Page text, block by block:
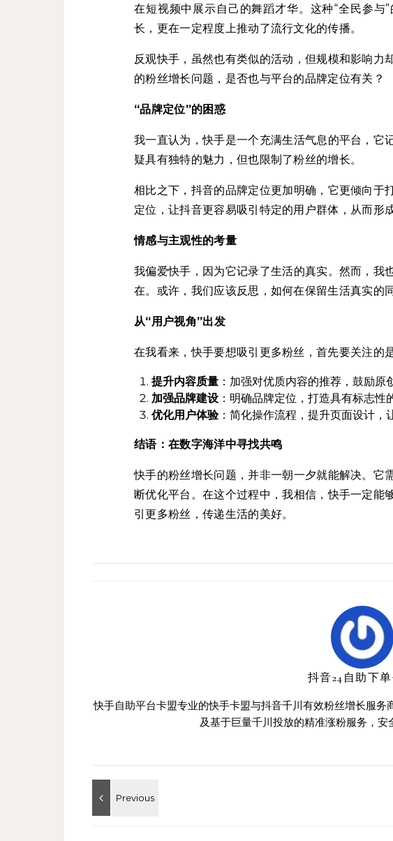
在短视频中展示自己的舞蹈才华。这种“全民参与
长，更在一定程度上推动了流行文化的传播。
反观快手，虽然也有类似的活动，但规模和影响力
的粉丝增长问题，是否也与平台的品牌定位有关？
“品牌定位”的困惑
我一直认为，快手是一个充满生活气息的平台，它
疑具有独特的魅力，但也限制了粉丝的增长。
相比之下，抖音的品牌定位更加明确，它更倾向于
定位，让抖音更容易吸引特定的用户群体，从而形
情感与主观性的考量
我偏爱快手，因为它记录了生活的真实。然而，我
在。或许，我们应该反思，如何在保留生活真实的
从“用户视角”出发
在我看来，快手要想吸引更多粉丝，首先要关注的
提升内容质量 ：加强对优质内容的推荐，鼓励原
加强品牌建设 ：明确品牌定位，打造具有标志性
优化用户体验：简化操作流程，提升页面设计，
结语：在数字海洋中寻找共鸣
快手的粉丝增长问题，并非一朝一夕就能解决。它
断优化平台。在这个过程中，我相信，快手一定能
引更多粉丝，传递生活的美好。
抖音24自助下
快手自助平台卡盟专业的快手卡盟与抖音千川有效粉丝增长服
及基于巨量千川投放的精准涨粉服务，安